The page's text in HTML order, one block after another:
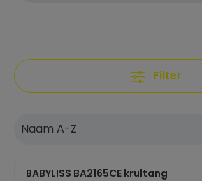
Filter
BABYLISS BA2165CE krultang